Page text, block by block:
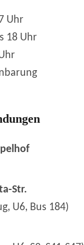
Uhr
18 Uhr
Str.
U6, Bus 184)